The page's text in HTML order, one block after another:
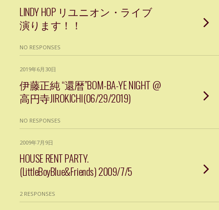
LINDY HOP リユニオン・ライブ
演ります！！
NO RESPONSES
2019年6月30日
伊藤正純 “還暦”BOM-BA-YE NIGHT @
高円寺JIROKICHI(06/29/2019)
NO RESPONSES
2009年7月9日
HOUSE RENT PARTY.
(LittleBoyBlue&Friends) 2009/7/5
2 RESPONSES